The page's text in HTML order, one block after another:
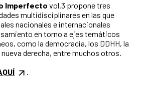
Imperfecto vol.3 propone tres
multidisciplinares en las que
nacionales e internacionales
en torno a ejes temáticos
como la democracia, los DDHH, la
derecha, entre muchos otros.
.